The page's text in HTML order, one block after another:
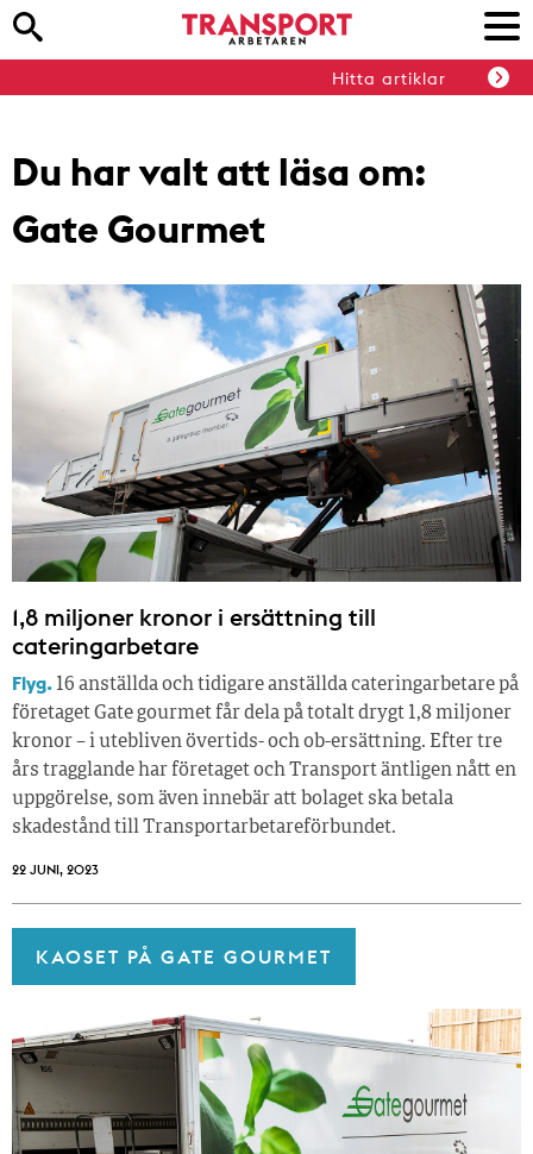
Hitta artiklar
Du har valt att läsa om:
Gate Gourmet
1,8 miljoner kronor i ersättning till
cateringarbetare
Flyg.16 anställda och tidigare anställda cateringarbetare på
företaget Gate gourmet får dela på totalt drygt 1,8 miljoner
kronor – i utebliven övertids- och ob-ersättning. Efter tre
års tragglande har företaget och Transport äntligen nått en
uppgörelse, som även innebär att bolaget ska betala
skadestånd till Transportarbetareförbundet.
22 JUNI, 2023
KAOSET PÅ GATE GOURMET